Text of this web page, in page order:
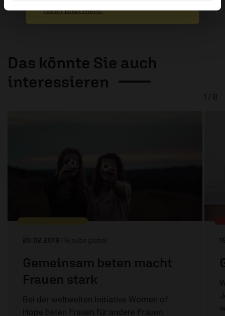
Das könnte Sie auch
interessieren
20.02.2018 / Glaube global
Gemeinsam beten macht
Frauen stark
Bei der weltweiten Initiative Women of
Hope beten Frauen für andere Frauen.
1 / 8
Nein, jetzt nicht.